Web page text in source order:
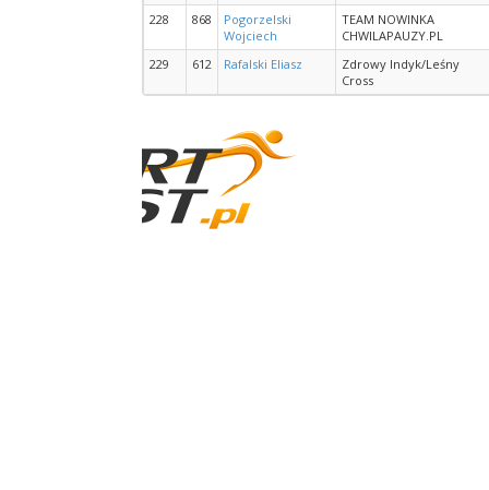
228
868
Pogorzelski
Wojciech
TEAM NOWINKA
CHWILAPAUZY.PL
229
612 Rafalski Eliasz
Zdrowy Indyk/Leśny
Cross